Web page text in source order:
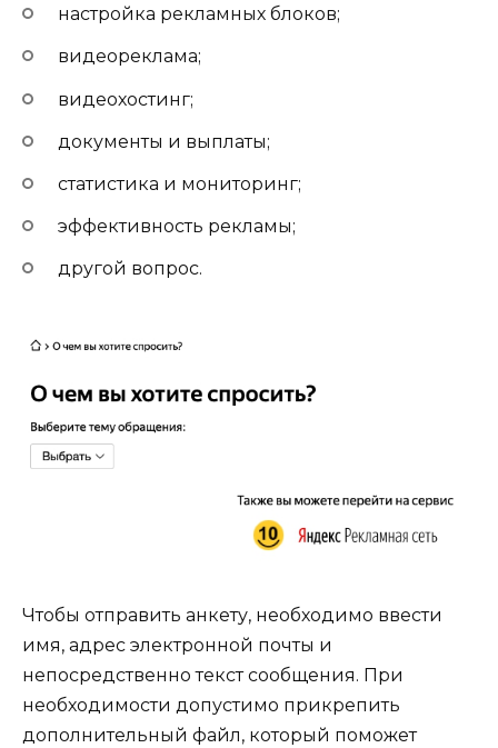
настройка рекламных блоков;
видеореклама;
видеохостинг;
документы и выплаты;
статистика и мониторинг;
эффективность рекламы;
другой вопрос.
Чтобы отправить анкету, необходимо ввести
имя, адрес электронной почты и
непосредственно текст сообщения. При
необходимости допустимо прикрепить
дополнительный файл, который поможет